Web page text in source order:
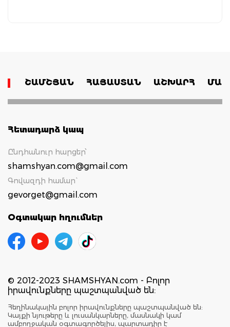
ՇԱՄՇՅԱՆ ՀԱՅԱՍՏԱՆ ԱՇԽԱՐՀ
Հետադարձ կապ
Ընդհանուր հարցեր՝
shamshyan.com@gmail.com
Գովազդի համար`
gevorget@gmail.com
Օգտակար հղումներ
© 2012-2023 SHAMSHYAN.com - Բոլոր
իրավունքները պաշտպանված են:
Հեղինակային բոլոր իրավունքները պաշտպանված են:
Կայքի նյութերը և լուսանկարները, մասնակի կամ
ամբողջական օգտագործելիս, պարտադիր է